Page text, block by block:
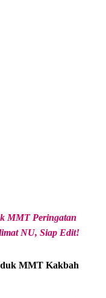
MMT Peringatan
NU, Siap Edit!
MMT Kakbah